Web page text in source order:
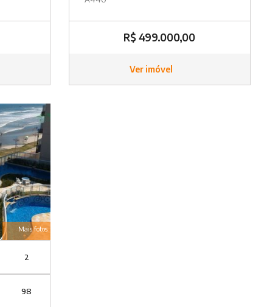
R$ 499.000,00
Ver imóvel
Mais fotos
2
98